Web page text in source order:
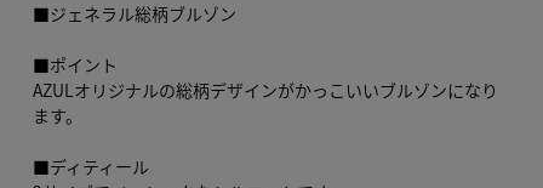
■ジェネラル総柄ブルゾン
■ポイント
AZULオリジナルの総柄デザインがかっこいいブルゾンになり
ます。
■ディティール